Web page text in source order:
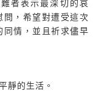
者表示最深切的哀
，希望對遭受這次
同情，並且祈求儘早
靜的生活。